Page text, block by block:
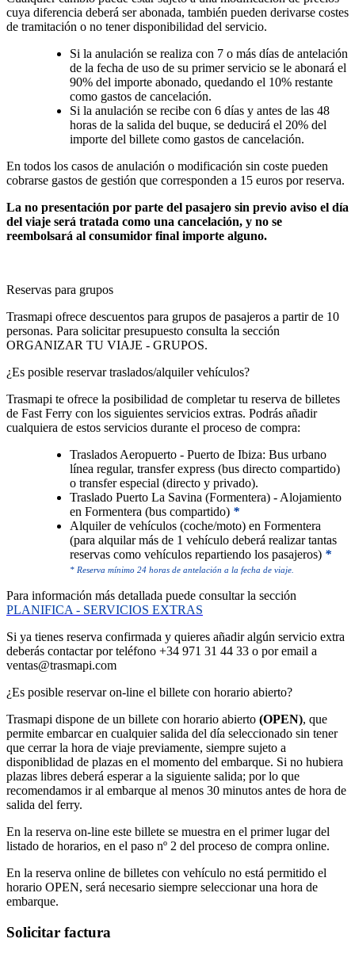
cuya diferencia deberá ser abonada, también pueden derivarse costes
de tramitación o no tener disponibilidad del servicio.
Si la anulación se realiza con 7 o más días de antelación
de la fecha de uso de su primer servicio se le abonará el
90% del importe abonado, quedando el 10% restante
como gastos de cancelación.
Si la anulación se recibe con 6 días y antes de las 48
horas de la salida del buque, se deducirá el 20% del
importe del billete como gastos de cancelación.
En todos los casos de anulación o modificación sin coste pueden
cobrarse gastos de gestión que corresponden a 15 euros por reserva.
La no presentación por parte del pasajero sin previo aviso el día
del viaje será tratada como una cancelación, y no se
reembolsará al consumidor final importe alguno.
Reservas para grupos
Trasmapi ofrece descuentos para grupos de pasajeros a partir de 10
personas. Para solicitar presupuesto consulta la sección
ORGANIZAR TU VIAJE - GRUPOS.
¿Es posible reservar traslados/alquiler vehículos?
Trasmapi te ofrece la posibilidad de completar tu reserva de billetes
de Fast Ferry con los siguientes servicios extras. Podrás añadir
cualquiera de estos servicios durante el proceso de compra:
Traslados Aeropuerto - Puerto de Ibiza: Bus urbano
línea regular, transfer express (bus directo compartido)
o transfer especial (directo y privado).
Traslado Puerto La Savina (Formentera) - Alojamiento
en Formentera (bus compartido) *
Alquiler de vehículos (coche/moto) en Formentera
(para alquilar más de 1 vehículo deberá realizar tantas
reservas como vehículos repartiendo los pasajeros) *
* Reserva mínimo 24 horas de antelación a la fecha de viaje.
Para información más detallada puede consultar la sección
PLANIFICA - SERVICIOS EXTRAS
Si ya tienes reserva confirmada y quieres añadir algún servicio extra
deberás contactar por teléfono +34 971 31 44 33 o por email a
ventas@trasmapi.com
¿Es posible reservar on-line el billete con horario abierto?
Trasmapi dispone de un billete con horario abierto (OPEN), que
permite embarcar en cualquier salida del día seleccionado sin tener
que cerrar la hora de viaje previamente, siempre sujeto a
disponiblidad de plazas en el momento del embarque. Si no hubiera
plazas libres deberá esperar a la siguiente salida; por lo que
recomendamos ir al embarque al menos 30 minutos antes de hora de
salida del ferry.
En la reserva on-line este billete se muestra en el primer lugar del
listado de horarios, en el paso nº 2 del proceso de compra online.
En la reserva online de billetes con vehículo no está permitido el
horario OPEN, será necesario siempre seleccionar una hora de
embarque.
Solicitar factura